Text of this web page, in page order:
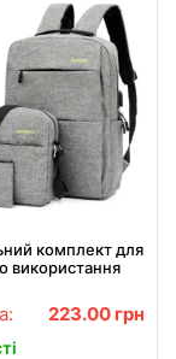
комплект для
використання
Сірий223.00 грн